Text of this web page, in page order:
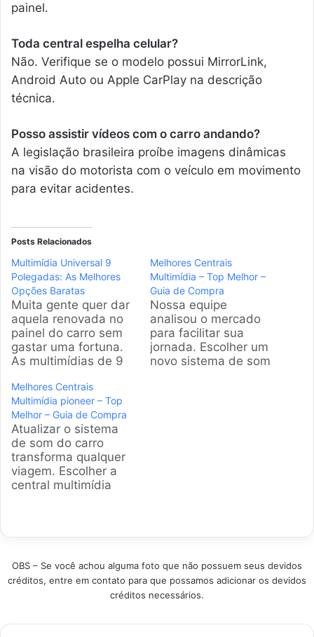
painel.
Toda central espelha celular?
Não. Verifique se o modelo possui MirrorLink,
Android Auto ou Apple CarPlay na descrição
técnica.
Posso assistir vídeos com o carro andando?
A legislação brasileira proíbe imagens dinâmicas
na visão do motorista com o veículo em movimento
para evitar acidentes.
Posts Relacionados
Multimídia Universal 9
Polegadas: As Melhores
Opções Baratas
Muita gente quer dar
aquela renovada no
painel do carro sem
gastar uma fortuna.
As multimídias de 9
febre por deixarem o
visual moderno e
tecnológico.
Analisando dados de
vendas e milhares de
avaliações,
separamos as opções
que realmente valem
Melhores Centrais
Multimídia – Top Melhor –
Guia de Compra
Nossa equipe
analisou o mercado
para facilitar sua
jornada. Escolher um
novo sistema de som
Melhores Centrais
Multimídia pioneer – Top
Melhor – Guia de Compra
Atualizar o sistema
de som do carro
transforma qualquer
viagem. Escolher a
central multimídia
segurança. Este guia
modelos disponíveis
no Brasil, ajudando
você a encontrar a
veículo e
OBS – Se você achou alguma foto que não possuem seus devidos
créditos, entre em contato para que possamos adicionar os devidos
créditos necessários.